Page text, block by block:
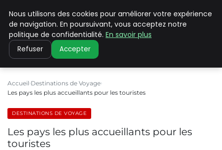
PILAT PATRIMOINES
Accueil Destinations de Voyage
Les pays les plus accueillants pour les touristes
DESTINATIONS DE VOYAGE
Les pays les plus accueillants pour les
touristes
Nous utilisons des cookies pour améliorer votre expérience
de navigation. En poursuivant, vous acceptez notre
politique de confidentialité. En savoir plus
Refuser Accepter